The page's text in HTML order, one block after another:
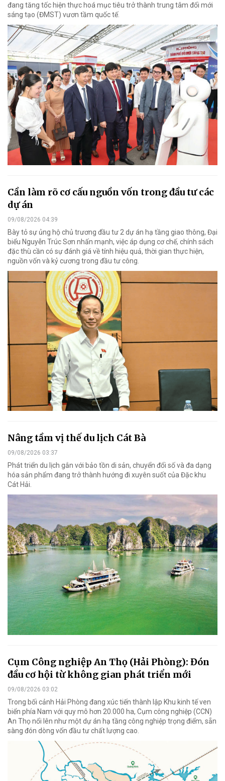
đang tăng tốc hiện thực hoá mục tiêu trở thành trung tâm đổi mới
sáng tạo (ĐMST) vươn tầm quốc tế.
Cần làm rõ cơ cấu nguồn vốn trong đầu tư các
dự án
09/08/2026 04:39
Bày tỏ sự ủng hộ chủ trương đầu tư 2 dự án hạ tầng giao thông, Đại
biểu Nguyễn Trúc Sơn nhấn mạnh, việc áp dụng cơ chế, chính sách
đặc thù cần có sự đánh giá về tính hiệu quả, thời gian thực hiện,
nguồn vốn và kỷ cương trong đầu tư công.
Nâng tầm vị thế du lịch Cát Bà
09/08/2026 03:37
Phát triển du lịch gắn với bảo tồn di sản, chuyển đổi số và đa dạng
hóa sản phẩm đang trở thành hướng đi xuyên suốt của Đặc khu
Cát Hải.
Cụm Công nghiệp An Thọ (Hải Phòng): Đón
đầu cơ hội từ không gian phát triển mới
09/08/2026 03:02
Trong bối cảnh Hải Phòng đang xúc tiến thành lập Khu kinh tế ven
biển phía Nam với quy mô hơn 20.000 ha, Cụm công nghiệp (CCN)
An Thọ nổi lên như một dự án hạ tầng công nghiệp trọng điểm, sẵn
sàng đón dòng vốn đầu tư chất lượng cao.